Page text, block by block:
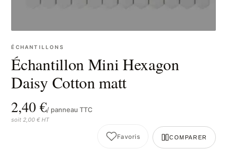
ÉCHANTILLONS
Échantillon Mini Hexagon
Daisy Cotton matt
2,40 €/ panneau TTC
soit 2,00 € HT
Favoris COMPARER